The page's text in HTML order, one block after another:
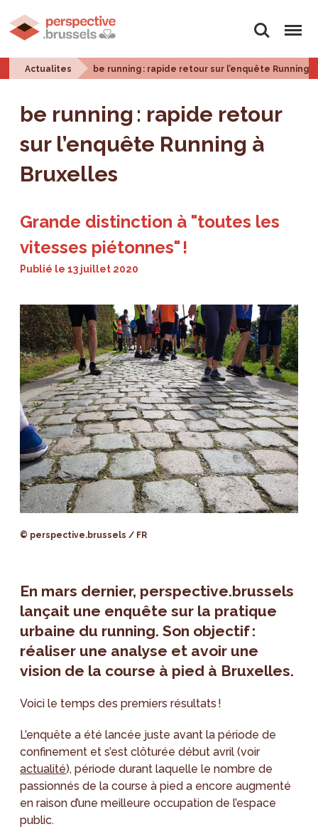
Rechercher
Menu
Actualites be running : rapide retour sur l’enquête Running
be running : rapide retour
sur l’enquête Running à
Bruxelles
Grande distinction à "toutes les
vitesses piétonnes" !
Publié le13 juillet 2020
© perspective.brussels / FR
En mars dernier, perspective.brussels
lançait une enquête sur la pratique
urbaine du running. Son objectif :
réaliser une analyse et avoir une
vision de la course à pied à Bruxelles.
Voici le temps des premiers résultats !
L’enquête a été lancée juste avant la période de
confinement et s’est clôturée début avril (voir
actualité), période durant laquelle le nombre de
passionnés de la course à pied a encore augmenté
en raison d’une meilleure occupation de l’espace
public.